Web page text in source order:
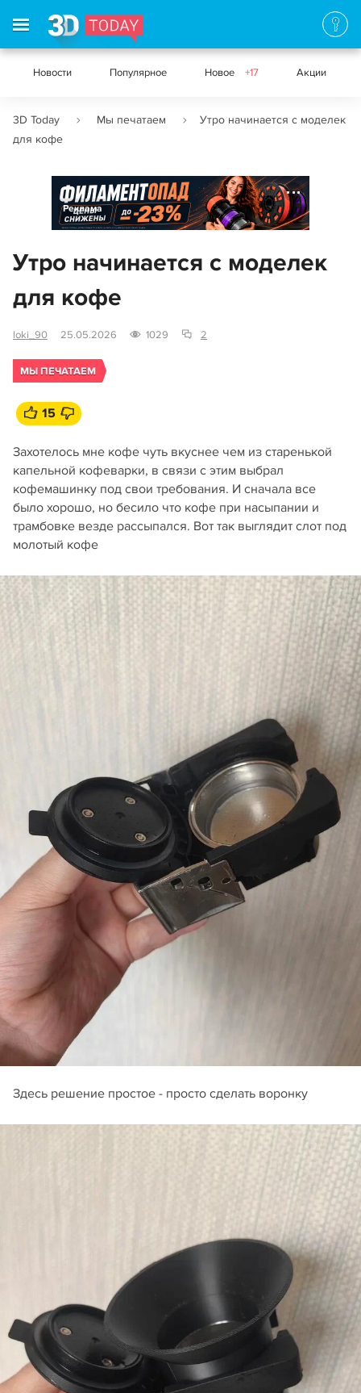
Новости Популярное Новое +17 Акции
3D Today Мы печатаем
Утро начинается с моделек
для кофе
Реклама
Утро начинается с моделек
для кофе
loki_90 25.05.2026 1029 2
МЫ ПЕЧАТАЕМ
15
Захотелось мне кофе чуть вкуснее чем из старенькой
капельной кофеварки, в связи с этим выбрал
кофемашинку под свои требования. И сначала все
было хорошо, но бесило что кофе при насыпании и
трамбовке везде рассыпался. Вот так выглядит слот под
молотый кофе
Здесь решение простое - просто сделать воронку